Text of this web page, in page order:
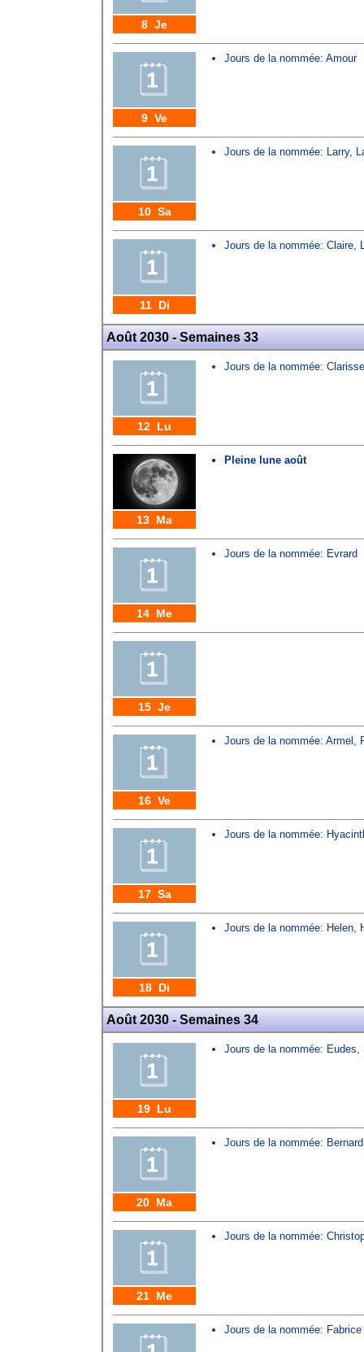
8 Je
9 Ve
Jours de la nommée: Amour
10 Sa
Jours de la nommée: Larry,
11 Di
Jours de la nommée: Claire,
Août 2030 - Semaines 33
12 Lu
Jours de la nommée: Clarisse
13 Ma
Pleine lune août
14 Me
Jours de la nommée: Evrard
15 Je
16 Ve
Jours de la nommée: Armel ,
17 Sa
Jours de la nommée:
18 Di
Jours de la nommée: Helen,
Août 2030 - Semaines 34
19 Lu
Jours de la nommée: Eudes,
20 Ma
Jours de la nommée: Bernard
21 Me
Jours de la nommée:
Jours de la nommée: Fabrice